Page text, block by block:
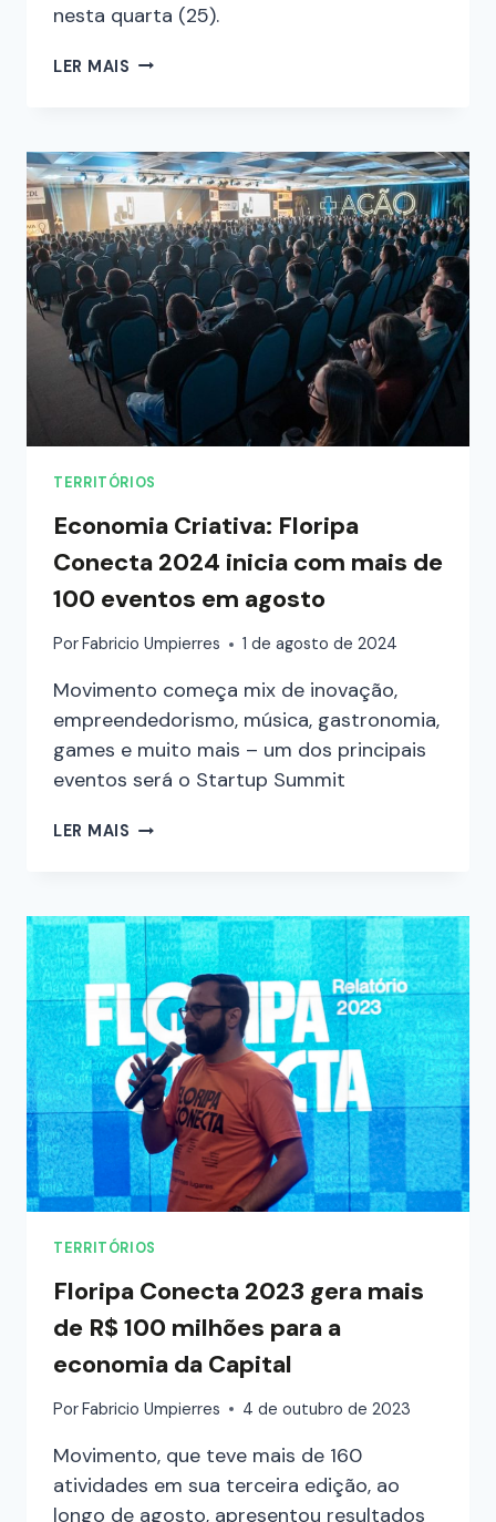
nesta quarta (25).
LER MAIS
TERRITÓRIOS
Economia Criativa: Floripa
Conecta 2024 inicia com mais de
100 eventos em agosto
Por Fabricio Umpierres 1 de agosto de 2024
Movimento começa mix de inovação,
empreendedorismo, música, gastronomia,
games e muito mais – um dos principais
eventos será o Startup Summit
LER MAIS
TERRITÓRIOS
Floripa Conecta 2023 gera mais
de R$ 100 milhões para a
economia da Capital
PorFabricio Umpierres 4 de outubro de 2023
Movimento, que teve mais de 160
atividades em sua terceira edição, ao
longo de agosto, apresentou resultados